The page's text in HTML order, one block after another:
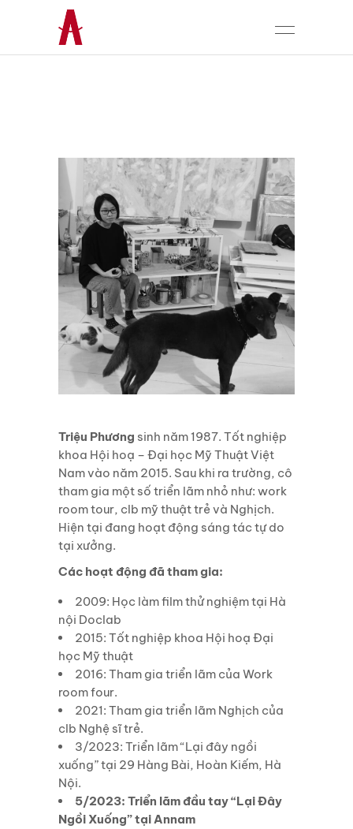
Triệu Phương sinh năm 1987. Tốt nghiệp
khoa Hội hoạ – Đại học Mỹ Thuật Việt
Nam vào năm 2015. Sau khi ra trường, cô
tham gia một số triển lãm nhỏ như: work
room tour, clb mỹ thuật trẻ và Nghịch.
Hiện tại đang hoạt động sáng tác tự do
tại xưởng.
Các hoạt động đã tham gia:
2009: Học làm film thử nghiệm tại Hà
nội Doclab
2015: Tốt nghiệp khoa Hội hoạ Đại
học Mỹ thuật
2016: Tham gia triển lãm của Work
room four.
2021: Tham gia triển lãm Nghịch của
clb Nghệ sĩ trẻ.
3/2023: Triển lãm “Lại đây ngồi
xuống” tại 29 Hàng Bài, Hoàn Kiếm, Hà
Nội.
5/2023: Triển lãm đầu tay “Lại Đây
Ngồi Xuống” tại Annam